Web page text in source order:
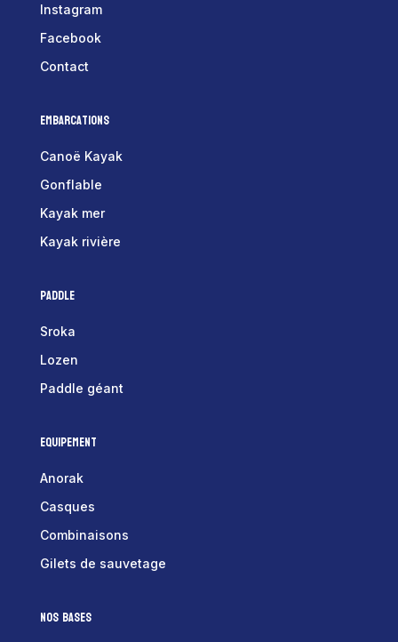
Instagram
Facebook
Contact
Embarcations
Canoë Kayak
Gonflable
Kayak mer
Kayak rivière
Paddle
Sroka
Lozen
Paddle géant
Equipement
Anorak
Casques
Combinaisons
Gilets de sauvetage
Nos bases